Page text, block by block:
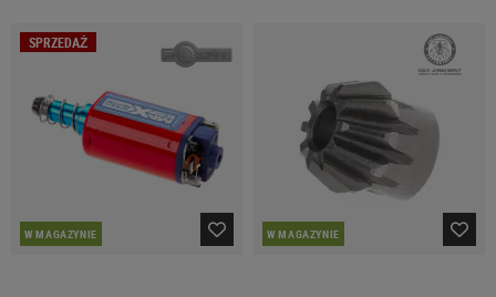
SPRZEDAŻ
W MAGAZYNIE W MAGAZYNIE